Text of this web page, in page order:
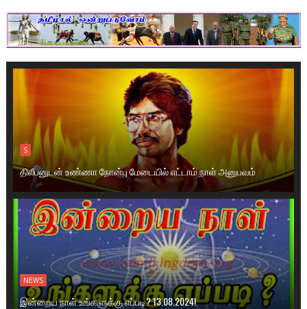
S
திலீபனுடன் உண்ணா நோன்பு மேடையில் எட்டாம் நாள் அனுபவம்
NEWS
இன்றைய நாள் உங்களுக்கு எப்படி? 13.08.2024!